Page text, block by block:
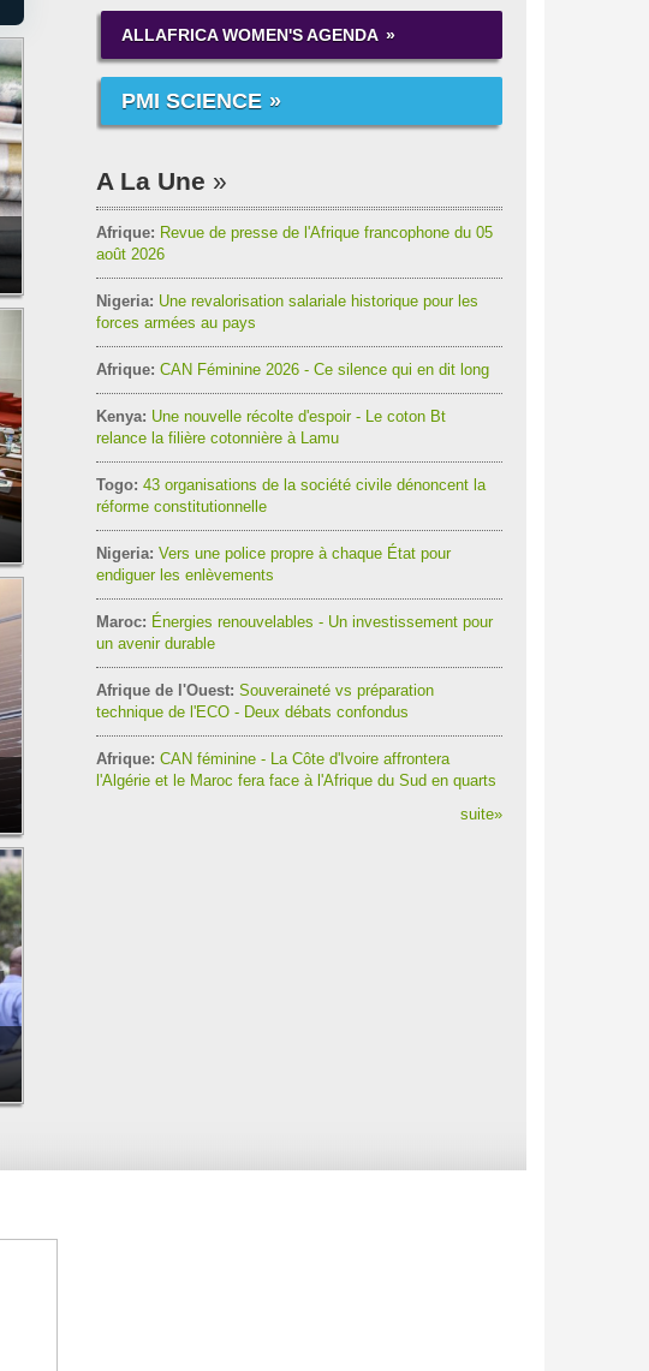
ALLAFRICA WOMEN'S AGENDA
PMI SCIENCE
A La Une
Afrique: Revue de presse de l'Afrique francophone du 05
août 2026
Nigeria: Une revalorisation salariale historique pour les
forces armées au pays
Afrique: CAN Féminine 2026 - Ce silence qui en dit long
Kenya: Une nouvelle récolte d'espoir - Le coton Bt
relance la filière cotonnière à Lamu
Togo: 43 organisations de la société civile dénoncent la
réforme constitutionnelle
Nigeria: Vers une police propre à chaque État pour
endiguer les enlèvements
Maroc: Énergies renouvelables - Un investissement pour
un avenir durable
Afrique de l'Ouest: Souveraineté vs préparation
technique de l'ECO - Deux débats confondus
Afrique: CAN féminine - La Côte d'Ivoire affrontera
l'Algérie et le Maroc fera face à l'Afrique du Sud en quarts
suite»